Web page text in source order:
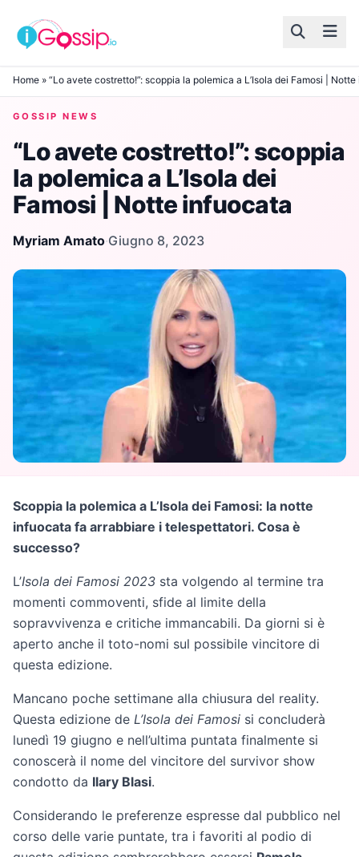
Skip to content
Home » “Lo avete costretto!”: scoppia la polemica a L’Isola dei Famosi |
GOSSIP NEWS
“Lo avete costretto!”: scoppia
la polemica a L’Isola dei
Famosi | Notte infuocata
Myriam Amato·Giugno 8, 2023
Scoppia la polemica a L’Isola dei Famosi: la notte
infuocata fa arrabbiare i telespettatori. Cosa è
successo?
L’Isola dei Famosi 2023 sta volgendo al termine tra
momenti commoventi, sfide al limite della
sopravvivenza e critiche immancabili. Da giorni si è
aperto anche il toto-nomi sul possibile vincitore di
questa edizione.
Mancano poche settimane alla chiusura del reality.
Questa edizione de L’Isola dei Famosi si concluderà
lunedì 19 giugno e nell’ultima puntata finalmente si
conoscerà il nome del vincitore del survivor show
condotto da Ilary Blasi.
Considerando le preferenze espresse dal pubblico nel
corso delle varie puntate, tra i favoriti al podio di